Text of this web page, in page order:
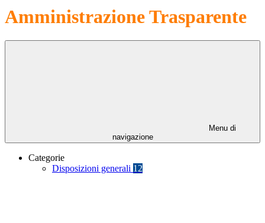
Amministrazione Trasparente
Menu di
navigazione
Categorie
Disposizioni generali 12